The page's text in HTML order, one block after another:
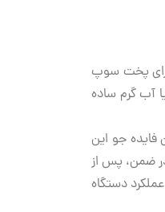
پخت سوپ
آب گرم ساده
فایده جو این
ضمن، پس از
دستگاه